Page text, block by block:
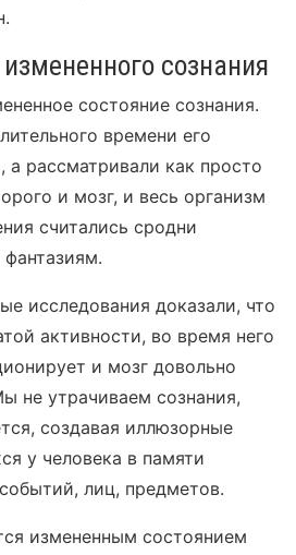
сознания
состояние сознания.
времени его
а рассматривали как просто
и мозг, и весь организм
считались сродни
исследования доказали, что
активности, во время него
и мозг довольно
не утрачиваем сознания,
создавая иллюзорные
у человека в памяти
лиц, предметов.
измененным состоянием